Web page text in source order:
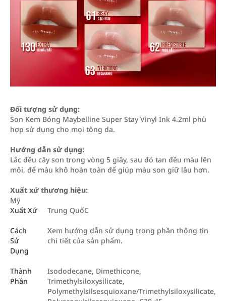
Đối tượng sử dụng:
Son Kem Bóng Maybelline Super Stay Vinyl Ink 4.2ml phù
hợp sử dụng cho mọi tông da.
Hướng dẫn sử dụng:
Lắc đều cây son trong vòng 5 giây, sau đó tan đều màu lên
môi, để màu khô hoàn toàn để giúp màu son giữ lâu hơn.
Xuất xứ thương hiệu:
Mỹ
Xuất Xứ
Trung QuốC
Cách
Sử
Dụng
Xem hướng dẫn sử dụng trong phần thông tin
chi tiết của sản phẩm.
Thành
Phần
Isododecane, Dimethicone,
Trimethylsiloxysilicate,
Polymethylsilsesquioxane/Trimethylsiloxysilicate,